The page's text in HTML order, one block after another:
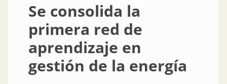
Se consolida la
primera red de
aprendizaje en
gestión de la energía